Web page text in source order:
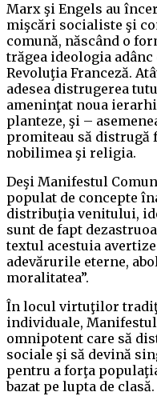
Marx şi Engels au
mişcări socialiste şi
comună, născând o
trăgea ideologia
Revoluţia Franceză.
adesea distrugerea
ameninţat noua
planteze, şi –
promiteau să distrugă
nobilimea şi religia.
Deşi Manifestul
populat de concepte
distribuţia venitului,
sunt de fapt
textul acestuia
adevărurile eterne,
moralitatea”.
În locul virtuţilor
individuale,
omnipotent care să
sociale şi să devină
pentru a forţa
bazat pe lupta de clasă.